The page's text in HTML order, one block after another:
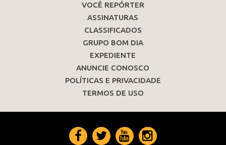
VOCÊ REPÓRTER
ASSINATURAS
CLASSIFICADOS
GRUPO BOM DIA
EXPEDIENTE
ANUNCIE CONOSCO
POLÍTICAS E PRIVACIDADE
TERMOS DE USO